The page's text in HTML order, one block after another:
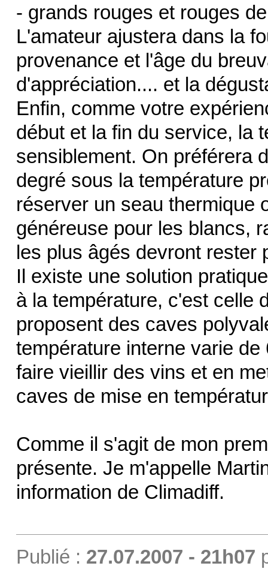
- grands rouges et rouges
L'amateur ajustera dans la
provenance et l'âge du
d'appréciation.... et la
Enfin, comme votre
début et la fin du service, la
sensiblement. On préférera
degré sous la température
réserver un seau thermique
généreuse pour les blancs,
les plus âgés devront
Il existe une solution
à la température, c'est celle
proposent des caves
température interne varie de
faire vieillir des vins et en
caves de mise en
Comme il s'agit de mon
présente. Je m'appelle
information de Climadiff.
Publié : 27.07.2007 - 21h07